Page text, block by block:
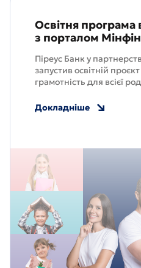
Освітня програма
з порталом Мінфін
Піреус Банк у
запустив освітній
грамотність для всієї
коштами та будувати
Докладніше